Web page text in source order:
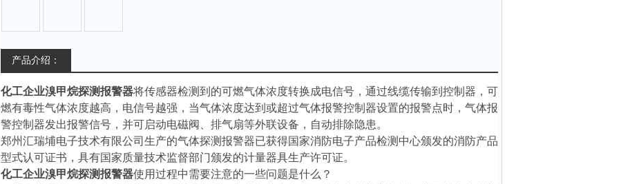
产品介绍：
化工企业溴甲烷探测报警器将传感器检测到的可燃气体浓度转换成电信号，通过线缆传输到控制器，可
燃有毒性气体浓度越高，电信号越强，当气体浓度达到或超过气体报警控制器设置的报警点时，气体报
警控制器发出报警信号，并可启动电磁阀、排气扇等外联设备，自动排除隐患。
郑州汇瑞埔电子技术有限公司生产的气体探测报警器已获得国家消防电子产品检测中心颁发的消防产品
型式认可证书，具有国家质量技术监督部门颁发的计量器具生产许可证。
化工企业溴甲烷探测报警器使用过程中需要注意的一些问题是什么？